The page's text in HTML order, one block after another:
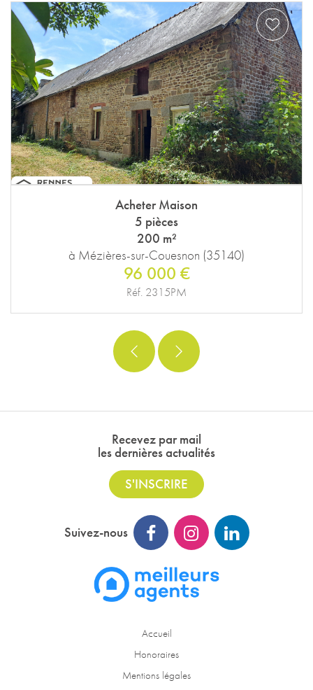
Acheter Maison
5 pièces
200 m²
à Mézières-sur-Couesnon (35140)
96 000 €
Réf. 2315PM
Recevez par mail
les dernières actualités
S'INSCRIRE
Suivez-nous
Accueil
Honoraires
Mentions légales